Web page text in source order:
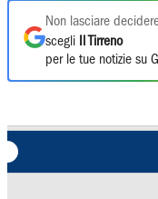
Non lasciare
scegli
Il Tirreno
per le tue notizie su